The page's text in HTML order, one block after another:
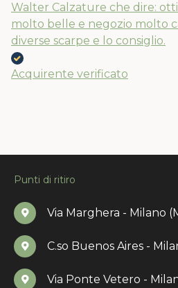
Walter Calzature che dire:
molto belle e negozio molto
diverse scarpe e lo consiglio.
Acquirente verificato
Punti di ritiro
Via Marghera - Milano
C.so Buenos Aires -
Via Ponte Vetero -